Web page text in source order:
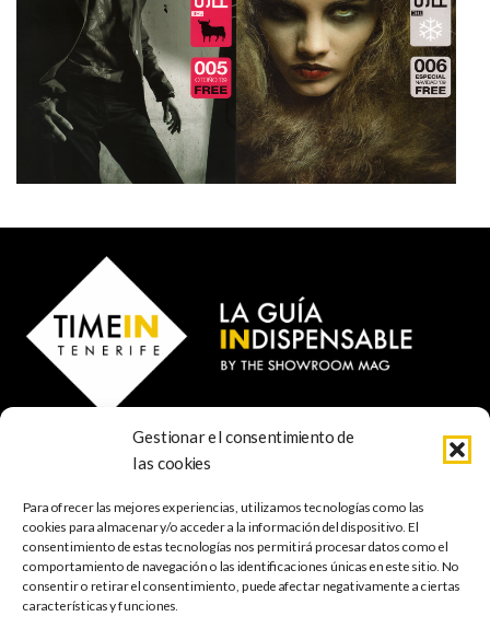
Gestionar el consentimiento de
las cookies
Para ofrecer las mejores experiencias, utilizamos tecnologías como las
cookies para almacenar y/o acceder a la información del dispositivo. El
consentimiento de estas tecnologías nos permitirá procesar datos como el
comportamiento de navegación o las identificaciones únicas en este sitio. No
consentir o retirar el consentimiento, puede afectar negativamente a ciertas
características y funciones.
© 2023 TIME IN TENERIFE - Rosti Family Group S.L.
38001 Santa Cruz de Tenerife (ES)
INDISPENSABLEARTE & CULTURAMÚSICAGASTRONOMÍA
NATURALEZAESCAPADASCOMPRASFOTOGRAFÍAGRATISINFANTIL